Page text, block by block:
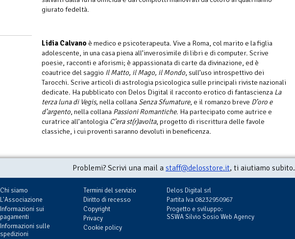
giurato fedeltà.
Lidia Calvano è medico e psicoterapeuta. Vive a Roma, col marito e la figlia
adolescente, in una casa piena all’inverosimile di libri e di computer. Scrive
poesie, racconti e aforismi; è appassionata di carte da divinazione, ed è
coautrice del saggio Il Matto, il Mago, il Mondo, sull’uso introspettivo dei
Tarocchi. Scrive articoli di astrologia psicologica sulle principali riviste nazionali
dedicate. Ha pubblicato con Delos Digital il racconto erotico di fantascienza La
terza luna di Vegis, nella collana Senza Sfumature, e il romanzo breve D’oro e
d’argento, nella collana Passioni Romantiche. Ha partecipato come autrice e
curatrice all’antologia C’era st(r)avolta, progetto di riscrittura delle favole
classiche, i cui proventi saranno devoluti in beneficenza.
Problemi? Scrivi una mail a staff@delosstore.it, ti aiutiamo subito.
Chi siamo
L'Associazione
Informazioni sui
pagamenti
Informazioni sulle
spedizioni
Termini del servizio
Diritto di recesso
Copyright
Privacy
Cookie policy
Delos Digital srl
Partita Iva 08232950967
Progetto e sviluppo:
SSWA Silvio Sosio Web Agency